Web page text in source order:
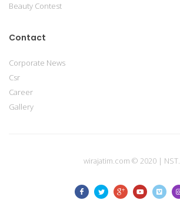
Beauty Contest
Contact
Corporate News
Csr
Career
Gallery
wirajatim.com © 2020 | NST.